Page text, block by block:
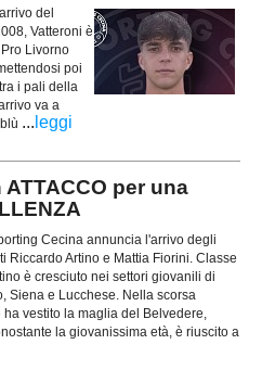
del
Vatteroni è
Livorno
poi
i pali della
va a
... leggi
ATTACCO per una
Cecina annuncia l'arrivo degli
Riccardo Artino e Mattia Fiorini. Classe
è cresciuto nei settori giovanili di
Siena e Lucchese. Nella scorsa
ha vestito la maglia del Belvedere,
la giovanissima età, è riuscito a